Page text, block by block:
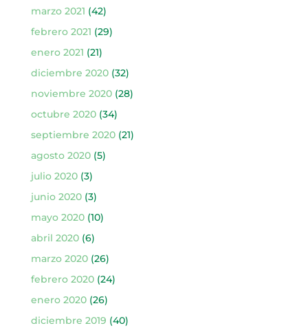
marzo 2021 (42)
febrero 2021 (29)
enero 2021 (21)
diciembre 2020(32)
noviembre 2020(28)
octubre 2020(34)
septiembre 2020(21)
agosto 2020(5)
julio 2020(3)
junio 2020(3)
mayo 2020(10)
abril 2020(6)
marzo 2020(26)
febrero 2020(24)
enero 2020(26)
diciembre 2019 (40)